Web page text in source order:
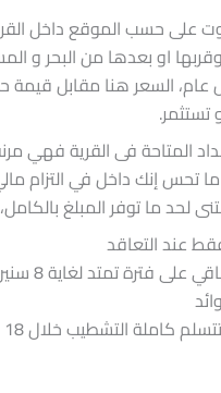
على حسب الموقع داخل
او بعدها من البحر و
عام، السعر هنا مقابل قيمة
المتاحة فى القرية فهي
تحس إنك داخل في التزام
لحد ما توفر المبلغ بالكامل،
على فترة تمتد لغاية 8 سنين